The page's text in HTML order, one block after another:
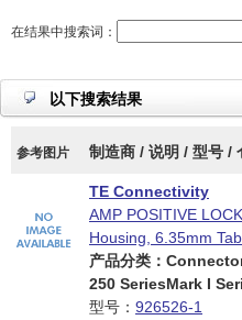
在结果中搜索词：
以下搜索结果
参考图片 制造商 / 说明 / 型号 /
TE Connectivity
AMP POSITIVE
Housing, 6.35mm
产品分类：
250 SeriesMark I
型号： 926526-1